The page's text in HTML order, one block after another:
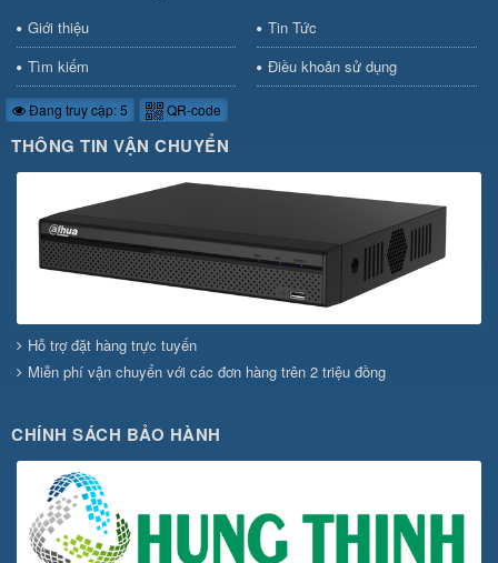
Giới thiệu
Tin Tức
Tìm kiếm
Điều khoản sử dụng
Đang truy cập: 5 QR-code
THÔNG TIN VẬN CHUYỂN
Hỗ trợ đặt hàng trực tuyến
Miễn phí vận chuyển với các đơn hàng trên 2 triệu đồng
CHÍNH SÁCH BẢO HÀNH